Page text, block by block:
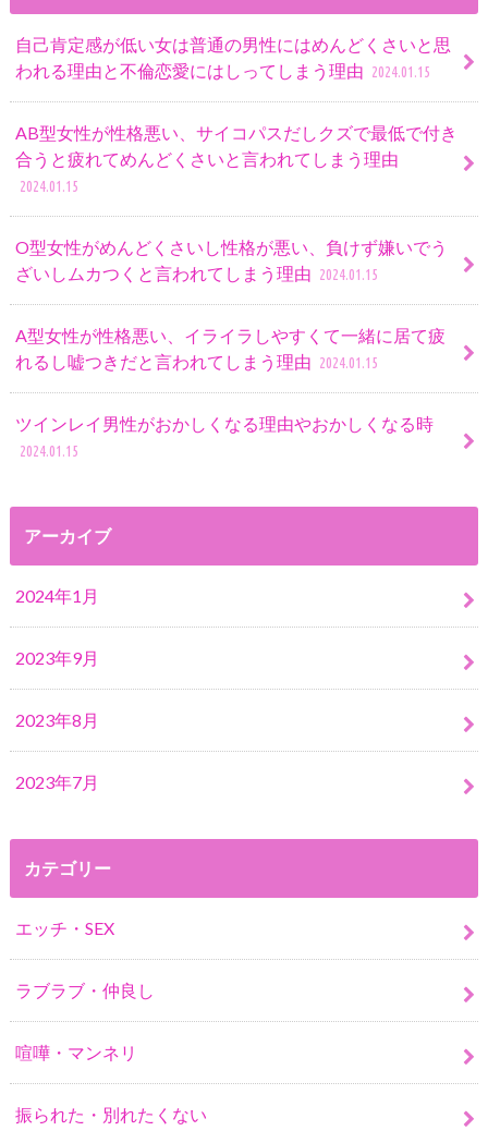
自己肯定感が低い女は普通の男性にはめんどくさいと思
われる理由と不倫恋愛にはしってしまう理由 2024.01.15
AB型女性が性格悪い、サイコパスだしクズで最低で付き
合うと疲れてめんどくさいと言われてしまう理由
2024.01.15
O型女性がめんどくさいし性格が悪い、負けず嫌いでう
ざいしムカつくと言われてしまう理由 2024.01.15
A型女性が性格悪い、イライラしやすくて一緒に居て疲
れるし嘘つきだと言われてしまう理由 2024.01.15
ツインレイ男性がおかしくなる理由やおかしくなる時
2024.01.15
アーカイブ
2024年1月
2023年9月
2023年8月
2023年7月
カテゴリー
エッチ・SEX
ラブラブ・仲良し
喧嘩・マンネリ
振られた・別れたくない